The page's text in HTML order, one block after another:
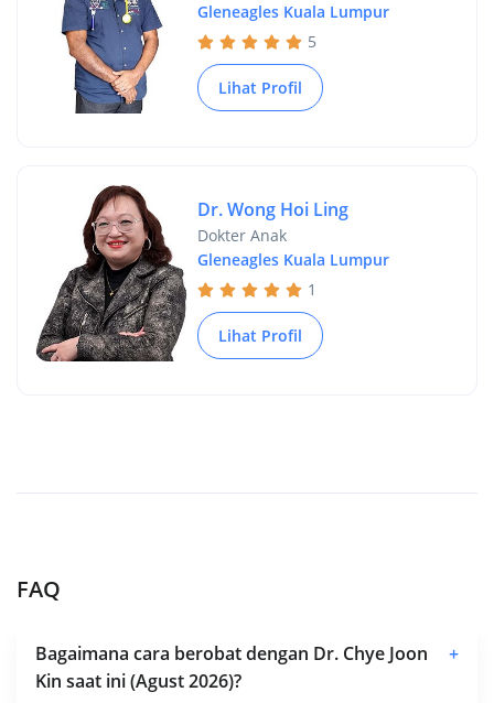
Gleneagles Kuala Lumpur
5
Lihat Profil
Dr. Wong Hoi Ling
Dokter Anak
Gleneagles Kuala Lumpur
1
Lihat Profil
FAQ
Bagaimana cara berobat dengan Dr. Chye Joon
Kin saat ini (Agust 2026)?
+